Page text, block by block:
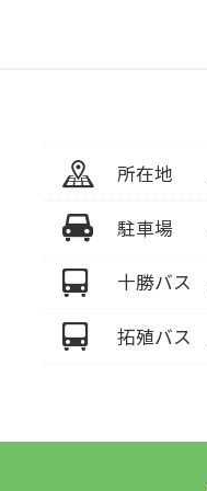
所在地
駐車場
十勝バス
拓殖バス